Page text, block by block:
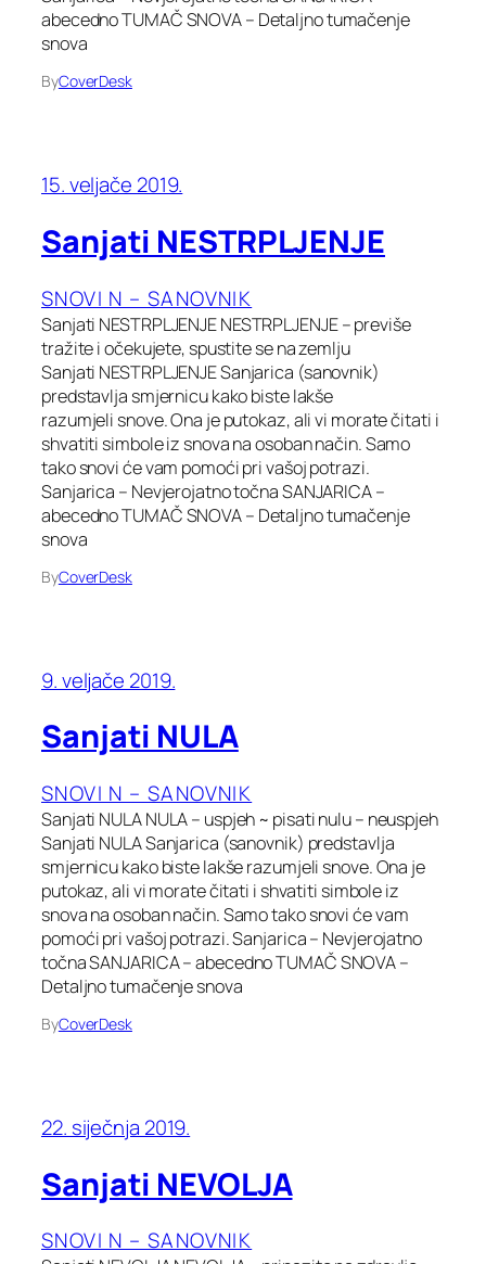
abecedno TUMAČ SNOVA – Detaljno tumačenje
snova
ByCoverDesk
15. veljače 2019.
Sanjati NESTRPLJENJE
SNOVI N – SANOVNIK
Sanjati NESTRPLJENJE NESTRPLJENJE – previše
tražite i očekujete, spustite se na zemlju
Sanjati NESTRPLJENJE Sanjarica (sanovnik)
predstavlja smjernicu kako biste lakše
razumjeli snove. Ona je putokaz, ali vi morate čitati i
shvatiti simbole iz snova na osoban način. Samo
tako snovi će vam pomoći pri vašoj potrazi.
Sanjarica – Nevjerojatno točna SANJARICA –
abecedno TUMAČ SNOVA – Detaljno tumačenje
snova
ByCoverDesk
9. veljače 2019.
Sanjati NULA
SNOVI N – SANOVNIK
Sanjati NULA NULA – uspjeh ~ pisati nulu – neuspjeh
Sanjati NULA Sanjarica (sanovnik) predstavlja
smjernicu kako biste lakše razumjeli snove. Ona je
putokaz, ali vi morate čitati i shvatiti simbole iz
snova na osoban način. Samo tako snovi će vam
pomoći pri vašoj potrazi. Sanjarica – Nevjerojatno
točna SANJARICA – abecedno TUMAČ SNOVA –
Detaljno tumačenje snova
ByCoverDesk
22. siječnja 2019.
Sanjati NEVOLJA
SNOVI N – SANOVNIK